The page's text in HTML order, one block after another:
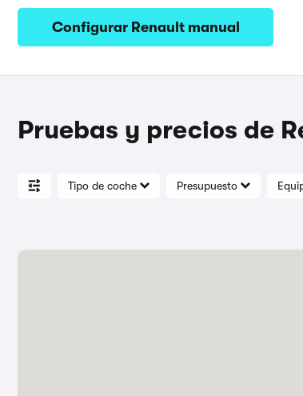
Configurar Renault manual
Pruebas y precios de
Tipo de coche Presupuesto